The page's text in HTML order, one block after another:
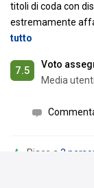
titoli di coda con
estremamente
tutto
7.5
Voto
Media
Piace a 3